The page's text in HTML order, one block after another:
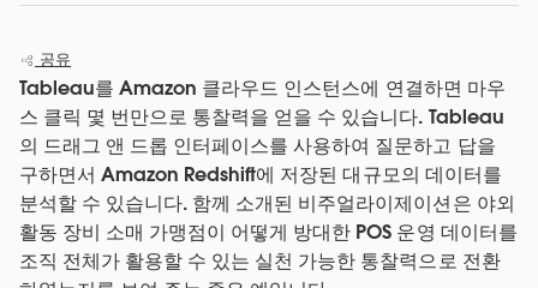
공유
Tableau를 Amazon 클라우드 인스턴스에 연결하면 마우
스 클릭 몇 번만으로 통찰력을 얻을 수 있습니다. Tableau
의 드래그 앤 드롭 인터페이스를 사용하여 질문하고 답을
구하면서 Amazon Redshift에 저장된 대규모의 데이터를
분석할 수 있습니다. 함께 소개된 비주얼라이제이션은 야외
활동 장비 소매 가맹점이 어떻게 방대한 POS 운영 데이터를
조직 전체가 활용할 수 있는 실천 가능한 통찰력으로 전환